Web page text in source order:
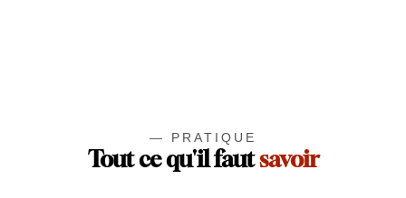
— PRATIQUE
Tout ce qu'il fautsavoir